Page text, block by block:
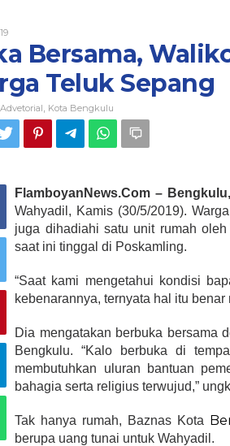
Oleh
AdminBersama,
Teluk Sepang
Advetorial Kota Bengkulu
FlamboyanNews.Com – Bengkulu,
Wahyadil, Kamis (30/5/2019).
juga dihadiahi satu unit rumah
saat ini tinggal di Poskamling.
“Saat kami mengetahui kondisi
kebenarannya, ternyata hal itu
Dia mengatakan berbuka bersama
Bengkulu. “Kalo berbuka di
membutuhkan uluran bantuan
bahagia serta religius terwujud,”
Tak hanya rumah, Baznas Kota
berupa uang tunai untuk Wahyadil.